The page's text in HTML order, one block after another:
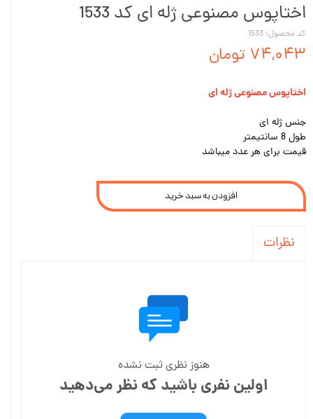
اختاپوس مصنوعی ژله ای کد 1533
کد محصول: 1533
۷۴,۰۴۳ تومان
اختاپوس مصنوعی ژله ای
جنس ژله ای
طول 8 سانتیمتر
قیمت برای هر عدد میباشد
افزودن به سبد خرید
نظرات
هنوز نظری ثبت نشده
اولین نفری باشید که نظر می‌دهید